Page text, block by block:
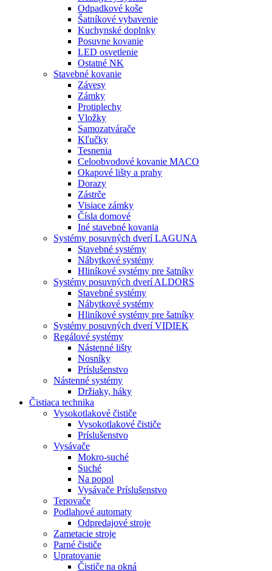
Odpadkové koše
Šatníkové vybavenie
Kuchynské doplnky
Posuvne kovanie
LED osvetlenie
Ostatné NK
Stavebné kovanie
Závesy
Zámky
Protiplechy
Vložky
Samozatvárače
Kľučky
Tesnenia
Celoobvodové kovanie MACO
Okapové lišty a prahy
Dorazy
Zástrče
Visiace zámky
Čísla domové
Iné stavebné kovania
Systémy posuvných dverí LAGUNA
Stavebné systémy
Nábytkové systémy
Hliníkové systémy pre šatníky
Systémy posuvných dverí ALDORS
Stavebné systémy
Nábytkové systémy
Hliníkové systémy pre šatníky
Systémy posuvných dverí VIDIEK
Regálové systémy
Nástenné lišty
Nosníky
Príslušenstvo
Nástenné systémy
Držiaky, háky
Čistiaca technika
Vysokotlakové čističe
Vysokotlakové čističe
Príslušenstvo
Vysávače
Mokro-suché
Suché
Na popol
Vysávače Príslušenstvo
Tepovače
Podlahové automaty
Odpredajové stroje
Zametacie stroje
Parné čističe
Upratovanie
Čističe na okná